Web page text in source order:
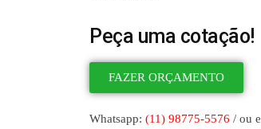
Peça uma cotação!
FAZER ORÇAMENTO
Whatsapp: (11) 98775-5576 / ou